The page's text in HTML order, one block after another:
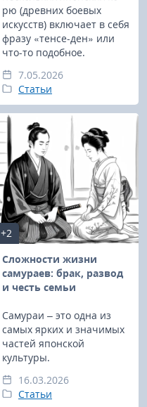
рю (древних боевых
искусств) включает в себя
фразу «тенсе-ден» или
что-то подобное.
7.05.2026
Статьи
+2
Сложности жизни
самураев: брак, развод
и честь семьи
Самураи – это одна из
самых ярких и значимых
частей японской
культуры.
16.03.2026
Статьи